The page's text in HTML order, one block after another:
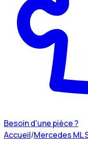
Besoin d'une pièce ?
Accueil/Mercedes ML